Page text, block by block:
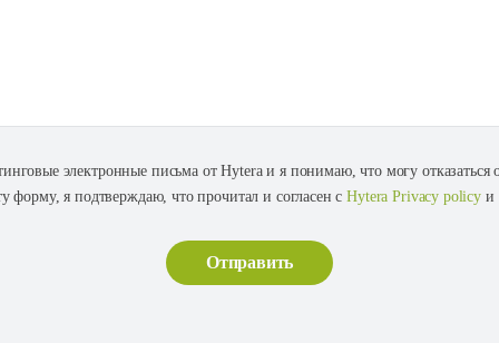
электронные письма от Hytera и я понимаю, что могу
форму, я подтверждаю, что прочитал и согласен сHytera Privacy policy и